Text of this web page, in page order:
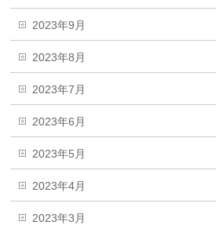
2023年9月
2023年8月
2023年7月
2023年6月
2023年5月
2023年4月
2023年3月